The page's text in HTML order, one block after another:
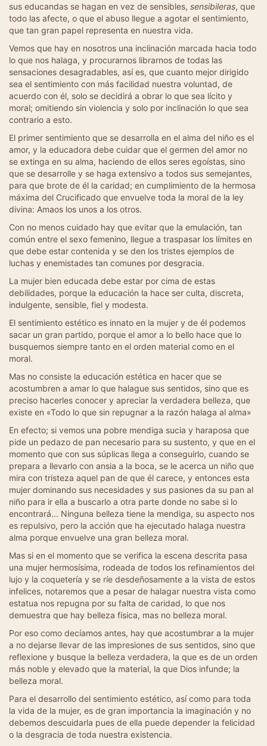
sus educandas se hagan en vez de sensibles, sensibileras, que
todo las afecte, o que el abuso llegue a agotar el sentimiento,
que tan gran papel representa en nuestra vida.
Vemos que hay en nosotros una inclinación marcada hacia todo
lo que nos halaga, y procurarnos librarnos de todas las
sensaciones desagradables, así es, que cuanto mejor dirigido
sea el sentimiento con más facilidad nuestra voluntad, de
acuerdo con él, solo se decidirá a obrar lo que sea lícito y
moral; omitiendo sin violencia y solo por inclinación lo que sea
contrario a esto.
El primer sentimiento que se desarrolla en el alma del niño es el
amor, y la educadora debe cuidar que el germen del amor no
se extinga en su alma, haciendo de ellos seres egoístas, sino
que se desarrolle y se haga extensivo a todos sus semejantes,
para que brote de él la caridad; en cumplimiento de la hermosa
máxima del Crucificado que envuelve toda la moral de la ley
divina: Amaos los unos a los otros.
Con no menos cuidado hay que evitar que la emulación, tan
común entre el sexo femenino, llegue a traspasar los límites en
que debe estar contenida y se den los tristes ejemplos de
luchas y enemistades tan comunes por desgracia.
La mujer bien educada debe estar por cima de estas
debilidades, porque la educación la hace ser culta, discreta,
indulgente, sensible, fiel y modesta.
El sentimiento estético es innato en la mujer y de él podemos
sacar un gran partido, porque el amor a lo bello hace que lo
busquemos siempre tanto en el orden material como en el
moral.
Mas no consiste la educación estética en hacer que se
acostumbren a amar lo que halague sus sentidos, sino que es
preciso hacerles conocer y apreciar la verdadera belleza, que
existe en «Todo lo que sin repugnar a la razón halaga al alma»
En efecto; si vemos una pobre mendiga sucia y haraposa que
pide un pedazo de pan necesario para su sustento, y que en el
momento que con sus súplicas llega a conseguirlo, cuando se
prepara a llevarlo con ansia a la boca, se le acerca un niño que
mira con tristeza aquel pan de que él carece, y entonces esta
mujer dominando sus necesidades y sus pasiones da su pan al
niño para ir ella a buscarlo a otra parte donde no sabe si lo
encontrará... Ninguna belleza tiene la mendiga, su aspecto nos
es repulsivo, pero la acción que ha ejecutado halaga nuestra
alma porque envuelve una gran belleza moral.
Mas si en el momento que se verifica la escena descrita pasa
una mujer hermosísima, rodeada de todos los refinamientos del
lujo y la coquetería y se ríe desdeñosamente a la vista de estos
infelices, notaremos que a pesar de halagar nuestra vista como
estatua nos repugna por su falta de caridad, lo que nos
demuestra que hay belleza física, mas no belleza moral.
Por eso como decíamos antes, hay que acostumbrar a la mujer
a no dejarse llevar de las impresiones de sus sentidos, sino que
reflexione y busque la belleza verdadera, la que es de un orden
más noble y elevado que la material, la que Dios infunde; la
belleza moral.
Para el desarrollo del sentimiento estético, así como para toda
la vida de la mujer, es de gran importancia la imaginación y no
debemos descuidarla pues de ella puede depender la felicidad
o la desgracia de toda nuestra existencia.